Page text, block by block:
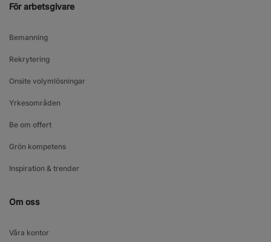
För arbetsgivare
Bemanning
Rekrytering
Onsite volymlösningar
Yrkesområden
Be om offert
Grön kompetens
Inspiration & trender
Om oss
Våra kontor